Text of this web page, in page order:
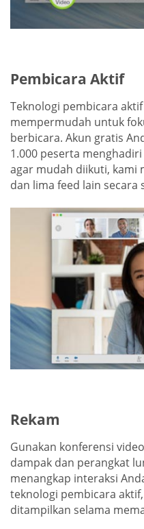
Pembicara Aktif
Teknologi pembicara
mempermudah untuk
berbicara. Akun gratis
1.000 peserta
agar mudah diikuti, kami
dan lima feed lain secara
Rekam
Gunakan konferensi
dampak dan perangkat
menangkap interaksi
teknologi pembicara
ditampilkan selama